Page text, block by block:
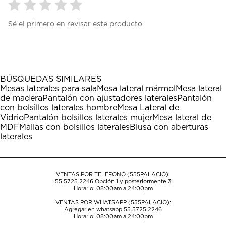
para
1
estrella
Esta
acción
abrirá
el
formulario
de
para
estrellas.
Esta
acción
abrirá
el
formulario
de
para
estrellas.
Esta
acción
abrirá
el
formulario
para
estrellas.
Esta
acción
abrirá
el
formulario
para
estrellas.
Esta
acción
abrirá
el
formulario
Sé el primero en revisar este producto
BÚSQUEDAS SIMILARES
Mesas laterales para salaMesa lateral mármol Mesa lateral
de maderaPantalón con ajustadores lateralesPantalón
con bolsillos laterales hombreMesa Lateral de
VidrioPantalón bolsillos laterales mujerMesa lateral de
MDFMallas con bolsillos lateralesBlusa con aberturas
laterales
VENTAS POR TELÉFONO (555PALACIO):
55.5725.2246Opción 1 y posteriormente 3
Horario: 08:00am a 24:00pm
VENTAS POR WHATSAPP (555PALACIO):
Agregar en whatsapp 55.5725.2246
Horario: 08:00am a 24:00pm